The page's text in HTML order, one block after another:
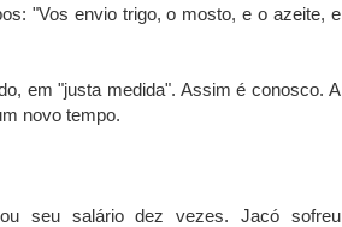
"Vos envio trigo, o mosto, e o azeite, e
em "justa medida". Assim é conosco. A
novo tempo.
seu salário dez vezes. Jacó sofreu